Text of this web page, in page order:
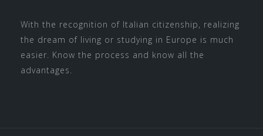
With the recognition of Italian citizenship, realizing
the dream of living or studying in Europe is much
easier. Know the process and know all the
advantages.